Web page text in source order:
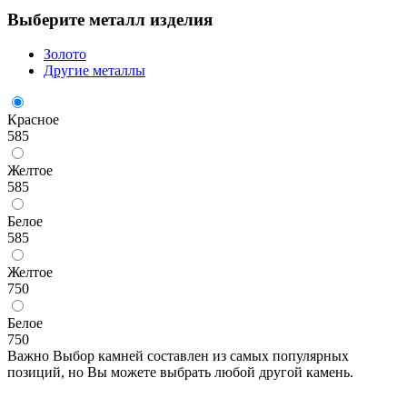
Выберите металл изделия
Золото
Другие металлы
Красное
585
Желтое
585
Белое
585
Желтое
750
Белое
750
Важно Выбор камней составлен из самых популярных
позиций, но Вы можете выбрать любой другой камень.